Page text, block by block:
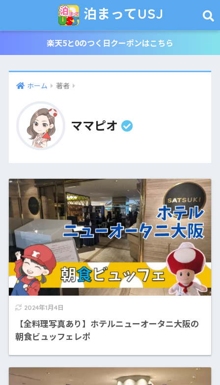
泊まってUSJ
楽天5と0のつく日クーポンはこちら
ホーム 著者
ママピオ
2024年1月4日
【全料理写真あり】ホテルニューオータニ大阪の
朝食ビュッフェレポ